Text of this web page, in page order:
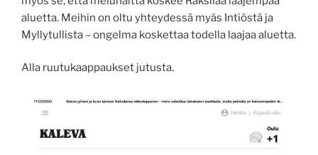
aluetta. Meihin on oltu yhteydessä myäs Intiöstä ja
Myllytullista – ongelma koskettaa todella laajaa aluetta.
Alla ruutukaappaukset jutusta.